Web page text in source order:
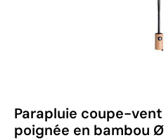
Parapluie coupe-vent
poignée en bambou